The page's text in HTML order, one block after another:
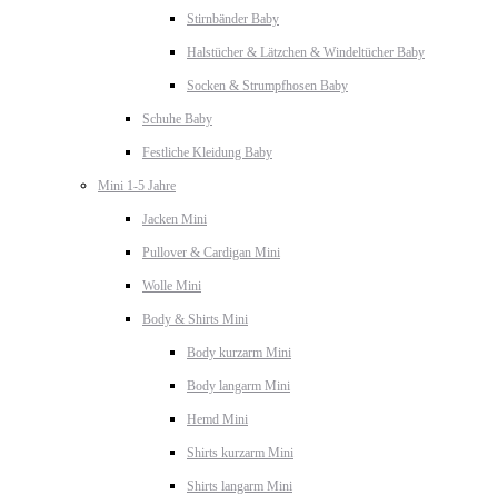
Stirnbänder Baby
Halstücher & Lätzchen & Windeltücher Baby
Socken & Strumpfhosen Baby
Schuhe Baby
Festliche Kleidung Baby
Mini 1-5 Jahre
Jacken Mini
Pullover & Cardigan Mini
Wolle Mini
Body & Shirts Mini
Body kurzarm Mini
Body langarm Mini
Hemd Mini
Shirts kurzarm Mini
Shirts langarm Mini